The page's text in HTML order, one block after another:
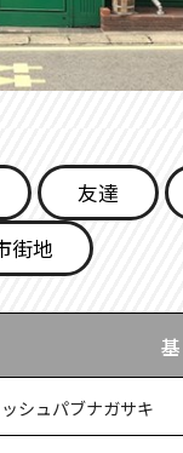
友達
街地
シュパブナガサキ